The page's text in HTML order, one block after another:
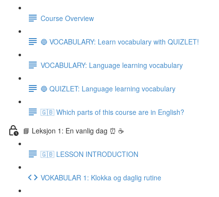
Course Overview
🔵 VOCABULARY: Learn vocabulary with QUIZLET!
VOCABULARY: Language learning vocabulary
🔵 QUIZLET: Language learning vocabulary
🇬🇧 Which parts of this course are in English?
📘 Leksjon 1: En vanlig dag ⏰ ☕️
🇬🇧 LESSON INTRODUCTION
VOKABULAR 1: Klokka og daglig rutine